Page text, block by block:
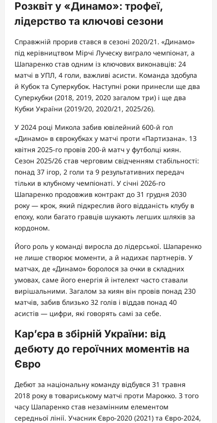
Розквіт у «Динамо»: трофеї,
лідерство та ключові сезони
Справжній прорив стався в сезоні 2020/21. «Динамо»
під керівництвом Мірчі Луческу виграло чемпіонат, а
Шапаренко став одним із ключових виконавців: 24
матчі в УПЛ, 4 голи, важливі асисти. Команда здобула
й Кубок та Суперкубок. Наступні роки принесли ще два
Суперкубки (2018, 2019, 2020 загалом три) і ще два
Кубки України (2019/20, 2020/21, 2025/26).
У 2024 році Микола забив ювілейний 600-й гол
«Динамо» в єврокубках у матчі проти «Партизана». 13
квітня 2025-го провів 200-й матч у футболці киян.
Сезон 2025/26 став черговим свідченням стабільності:
понад 37 ігор, 2 голи та 9 результативних передач
тільки в клубному чемпіонаті. У січні 2026-го
Шапаренко продовжив контракт до 31 грудня 2030
року — крок, який підкреслив його відданість клубу в
епоху, коли багато гравців шукають легших шляхів за
кордоном.
Його роль у команді виросла до лідерської. Шапаренко
не лише створює моменти, а й надихає партнерів. У
матчах, де «Динамо» боролося за очки в складних
умовах, саме його енергія й інтелект часто ставали
вирішальними. Загалом за киян він провів понад 230
матчів, забив близько 32 голів і віддав понад 40
асистів — цифри, які говорять самі за себе.
Кар’єра в збірній України: від
дебюту до героїчних моментів на
Євро
Дебют за національну команду відбувся 31 травня
2018 року в товариському матчі проти Марокко. З того
часу Шапаренко став незамінним елементом
середньої лінії. Учасник Євро-2020 (2021) та Євро-2024,